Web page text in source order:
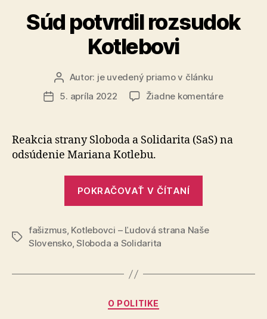
Súd potvrdil rozsudok
Kotlebovi
Autor
článku
Autor: je uvedený priamo v článku
Dátum
5. apríla 2022 Žiadne komentárena
Reakcia strany Sloboda a Solidarita (SaS) na
odsúdenie Mariana Kotlebu.
POKRAČOVAŤ V ČÍTANÍ
Kotlebovi“
Značky
fašizmus, Kotlebovci – Ľudová strana Naše
Slovensko,Sloboda a Solidarita
Kategórie
O POLITIKE